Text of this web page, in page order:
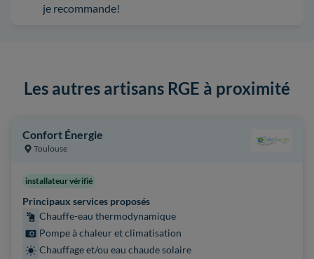
je recommande!
Les autres artisans RGE à proximité
Confort Énergie
Toulouse
installateur vérifié
Principaux services proposés
Chauffe-eau thermodynamique
Pompe à chaleur et climatisation
Chauffage et/ou eau chaude solaire